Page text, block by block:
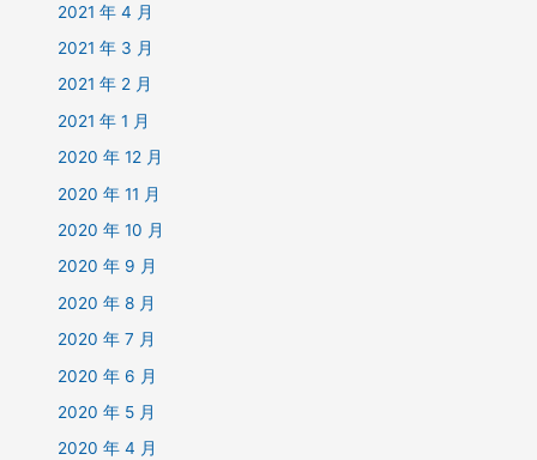
2021 年 4 月
2021 年 3 月
2021 年 2 月
2021 年 1 月
2020 年 12 月
2020 年 11 月
2020 年 10 月
2020 年 9 月
2020 年 8 月
2020 年 7 月
2020 年 6 月
2020 年 5 月
2020 年 4 月